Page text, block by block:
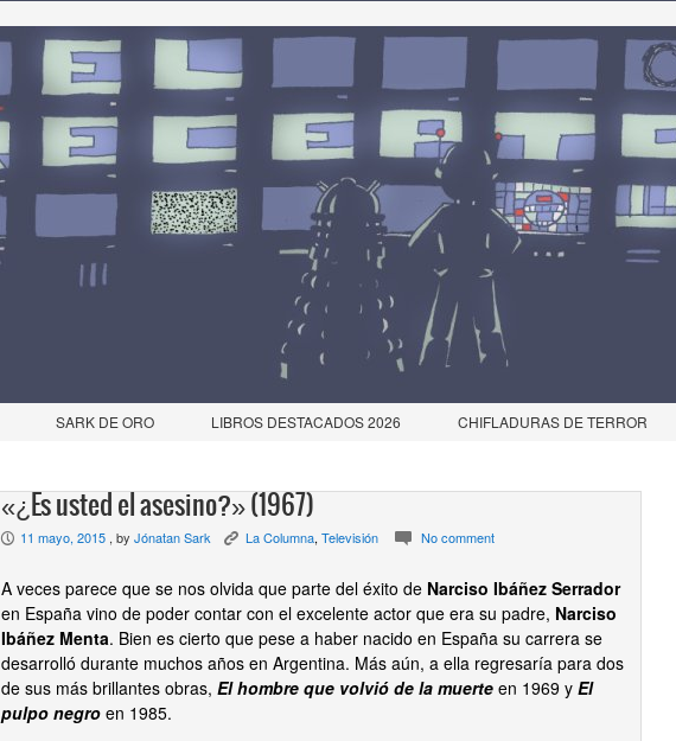
SARK DE ORO LIBROS DESTACADOS 2026 CHIFLADURAS DE TERROR
«¿Es usted el asesino?» (1967)
P 11 mayo, 2015 , by Jónatan Sark K La Columna,Televisión c No comment
A veces parece que se nos olvida que parte del éxito de Narciso Ibáñez Serrador
en España vino de poder contar con el excelente actor que era su padre, Narciso
Ibáñez Menta. Bien es cierto que pese a haber nacido en España su carrera se
desarrolló durante muchos años en Argentina. Más aún, a ella regresaría para dos
de sus más brillantes obras, El hombre que volvió de la muerte en 1969 y El
pulpo negro en 1985.